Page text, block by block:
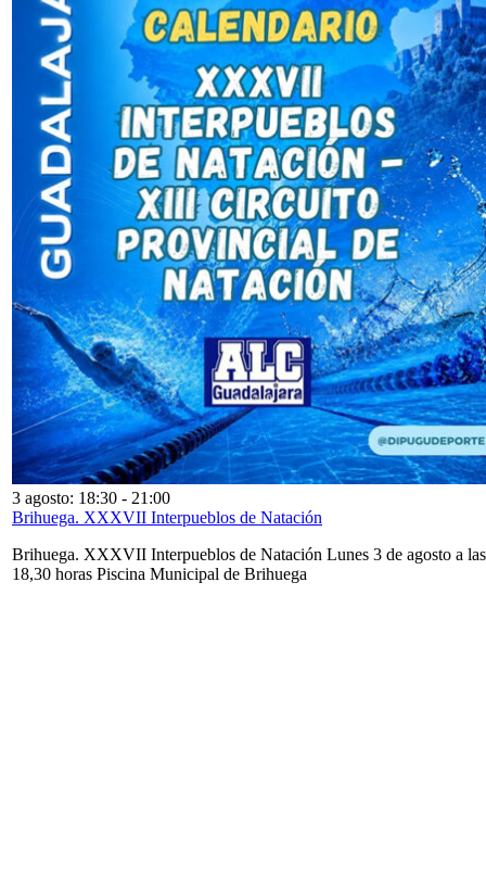
3 agosto: 18:30 - 21:00
Brihuega. XXXVII Interpueblos de Natación
Brihuega. XXXVII Interpueblos de Natación Lunes 3 de agosto a las
18,30 horas Piscina Municipal de Brihuega